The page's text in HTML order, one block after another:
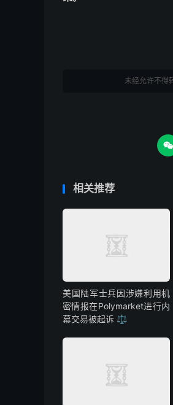
未经允许不得

相关推荐
美国陆军士兵因涉嫌利用机
密情报在Polymarket进行内
幕交易被起诉 ⚖️